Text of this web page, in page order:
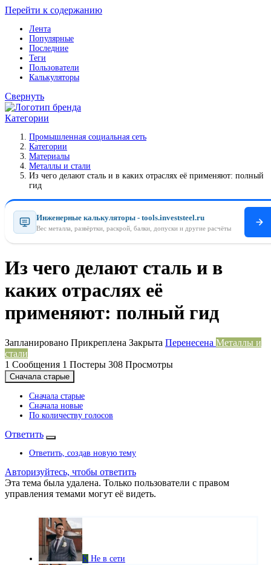
Перейти к содержанию
Лента
Популярные
Последние
Теги
Пользователи
Калькуляторы
Свернуть
Категории
Промышленная социальная сеть
Категории
Материалы
Металлы и стали
Из чего делают сталь и в каких отраслях её применяют: полный
гид
Инженерные калькуляторы - tools.investsteel.ru
Вес металла, развёртки, раскрой, балки, допуски и другие расчёты
Из чего делают сталь и в
каких отраслях её
применяют: полный гид
Запланировано Прикреплена Закрыта Перенесена Металлы и
стали
1 Сообщения 1 Постеры 308 Просмотры
Сначала старые
Сначала старые
Сначала новые
По количеству голосов
Ответить
Ответить, создав новую тему
Авторизуйтесь, чтобы ответить
Эта тема была удалена. Только пользователи с правом
управления темами могут её видеть.
K Не в сети